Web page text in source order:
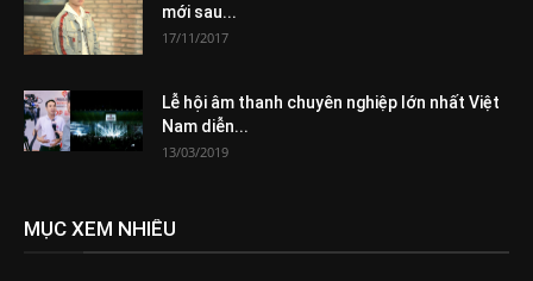
mới sau...
17/11/2017
Lễ hội âm thanh chuyên nghiệp lớn nhất Việt
Nam diễn...
13/03/2019
MỤC XEM NHIỀU